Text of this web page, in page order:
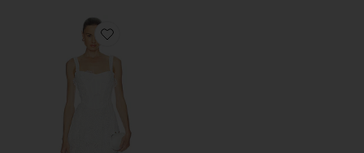
Favorite ADALINE ドレス